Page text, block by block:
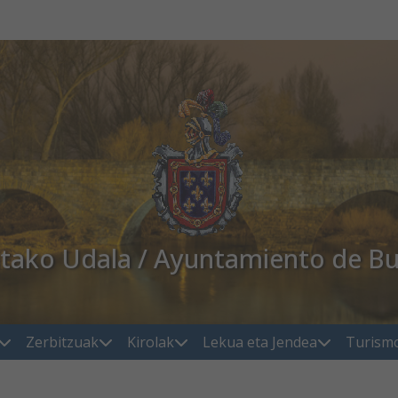
Udala / Ayuntamiento de
Zerbitzuak Kirolak Lekua eta Jendea